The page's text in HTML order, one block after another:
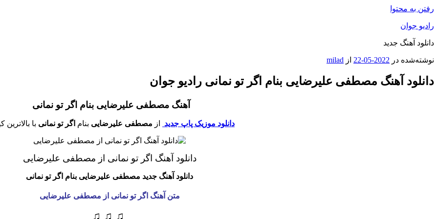
رفتن به محتوا
رادیو جوان
دانلود آهنگ جدید
نوشته‌شده در 2022-05-22 از milad
دانلود آهنگ مصطفی علیرضایی بنام اگر تو نمانی رادیو جوان
آهنگ مصطفی علیرضایی بنام اگر تو نمانی
دانلود موزیک پاپ جدید از مصطفی علیرضایی بنام اگر تو نمانی با بالاترین
دانلود آهنگ اگر تو نمانی از مصطفی علیرضایی
دانلود آهنگ جدید مصطفی علیرضایی بنام اگر تو نمانی
متن آهنگ اگر تو نمانی از مصطفی علیرضایی
♫ ♫ ♫